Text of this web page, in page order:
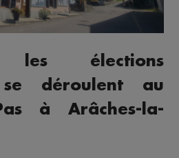
les élections
se déroulent au
à Arâches-la-